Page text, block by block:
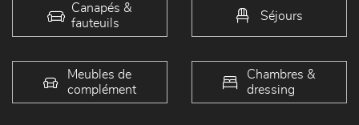
Canapés &
fauteuils
Séjours
Meubles de
complément
Chambres &
dressing